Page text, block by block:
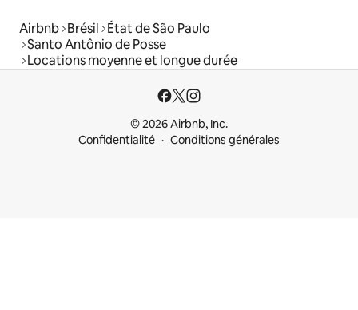
Airbnb Brésil État de São Paulo
Santo Antônio de Posse
Locations moyenne et longue durée
© 2026 Airbnb, Inc.
Confidentialité
Conditions générales